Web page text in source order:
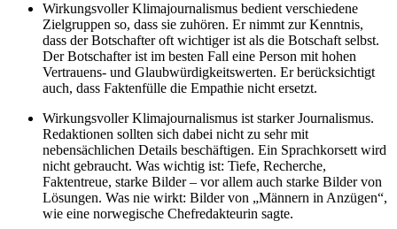
Wirkungsvoller Klimajournalismus bedient verschiedene
Zielgruppen so, dass sie zuhören. Er nimmt zur Kenntnis,
dass der Botschafter oft wichtiger ist als die Botschaft selbst.
Der Botschafter ist im besten Fall eine Person mit hohen
Vertrauens- und Glaubwürdigkeitswerten. Er berücksichtigt
auch, dass Faktenfülle die Empathie nicht ersetzt.
Wirkungsvoller Klimajournalismus ist starker Journalismus.
Redaktionen sollten sich dabei nicht zu sehr mit
nebensächlichen Details beschäftigen. Ein Sprachkorsett wird
nicht gebraucht. Was wichtig ist: Tiefe, Recherche,
Faktentreue, starke Bilder – vor allem auch starke Bilder von
Lösungen. Was nie wirkt: Bilder von „Männern in Anzügen“,
wie eine norwegische Chefredakteurin sagte.